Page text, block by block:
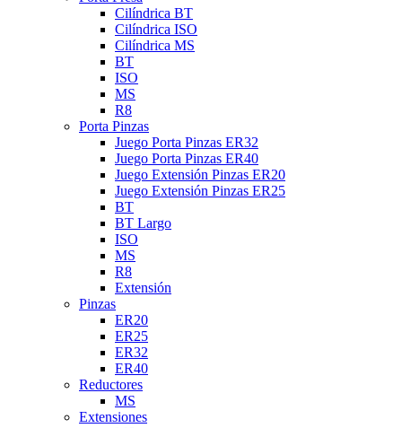
Cilíndrica BT
Cilíndrica ISO
Cilíndrica MS
BT
ISO
MS
R8
Porta Pinzas
Juego Porta Pinzas ER32
Juego Porta Pinzas ER40
Juego Extensión Pinzas ER20
Juego Extensión Pinzas ER25
BT
BT Largo
ISO
MS
R8
Extensión
Pinzas
ER20
ER25
ER32
ER40
Reductores
MS
Extensiones